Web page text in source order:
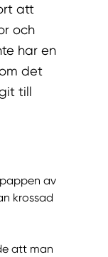
att
och
har en
det
till
av
krossad
att man